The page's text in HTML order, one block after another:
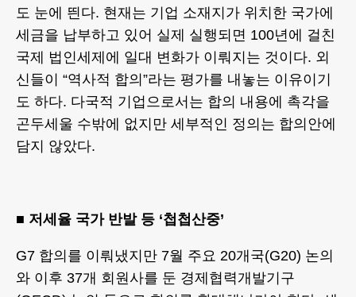
도 눈에 띈다. 현재는 기업 소재지가 위치한 국가에
세금을 납부하고 있어 실제 실행되면 100년에 걸친
국제 법인세제에 일대 변화가 이뤄지는 것이다. 외
신들이 “역사적 합의”라는 평가를 내놓는 이유이기
도 하다. 다국적 기업으로서는 합의 내용에 촉각을
곤두세울 수밖에 없지만 세부적인 정의는 합의안에
담지 않았다.
■ 저세율 국가 반발 등 ‘첩첩산중’
G7 합의를 이뤄냈지만 7월 주요 20개국(G20) 논의
와 이후 37개 회원사를 둔 경제협력개발기구